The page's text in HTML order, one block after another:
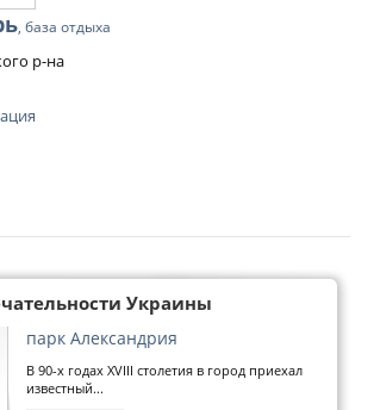
, база отдыха
р-на
Украины
парк Александрия
В 90-х годах ХVІІІ столетия в город приехал
известный...